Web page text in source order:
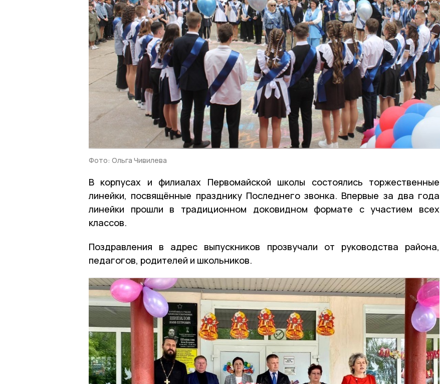
Фото: Ольга Чивилева
В корпусах и филиалах Первомайской школы состоялись торжественные
линейки, посвящённые празднику Последнего звонка. Впервые за два года
линейки прошли в традиционном доковидном формате с участием всех
классов.
Поздравления в адрес выпускников прозвучали от руководства района,
педагогов, родителей и школьников.